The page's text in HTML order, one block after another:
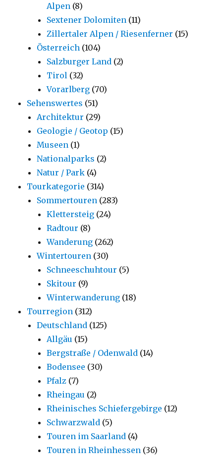
Alpen (8)
Sextener Dolomiten (11)
Zillertaler Alpen / Riesenferner (15)
Österreich (104)
Salzburger Land (2)
Tirol (32)
Vorarlberg (70)
Sehenswertes (51)
Architektur (29)
Geologie / Geotop (15)
Museen (1)
Nationalparks (2)
Natur / Park (4)
Tourkategorie (314)
Sommertouren (283)
Klettersteig (24)
Radtour (8)
Wanderung (262)
Wintertouren (30)
Schneeschuhtour (5)
Skitour (9)
Winterwanderung (18)
Tourregion (312)
Deutschland (125)
Allgäu (15)
Bergstraße / Odenwald (14)
Bodensee (30)
Pfalz (7)
Rheingau (2)
Rheinisches Schiefergebirge (12)
Schwarzwald (5)
Touren im Saarland (4)
Touren in Rheinhessen (36)